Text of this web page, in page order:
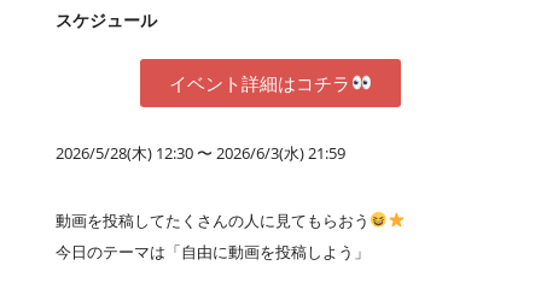
スケジュール
イベント詳細はコチラ
2026/5/28(木) 12:30 〜 2026/6/3(水) 21:59
動画を投稿してたくさんの人に見てもらおう
今日のテーマは「自由に動画を投稿しよう」